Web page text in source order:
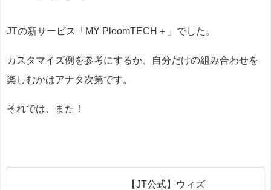
JTの新サービス「MY PloomTECH＋」でした。
カスタマイズ例を参考にするか、自分だけの組み合わせを
楽しむかはアナタ次第です。
それでは、また！
【JT公式】ウィズ